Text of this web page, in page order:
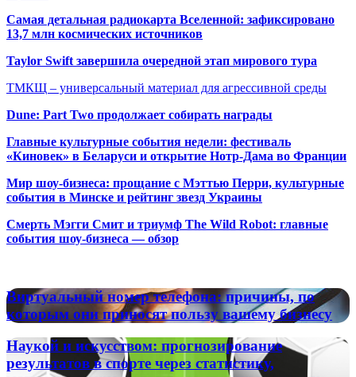
Самая детальная радиокарта Вселенной: зафиксировано
13,7 млн космических источников
Taylor Swift завершила очередной этап мирового тура
ТМКЩ – универсальный материал для агрессивной среды
Dune: Part Two продолжает собирать награды
Главные культурные события недели: фестиваль
«Киновек» в Беларуси и открытие Нотр-Дама во Франции
Мир шоу-бизнеса: прощание с Мэттью Перри, культурные
события в Минске и рейтинг звезд Украины
Смерть Мэгги Смит и триумф The Wild Robot: главные
события шоу-бизнеса — обзор
Виртуальный
номер
телефона:
причины,
по
которым
Виртуальный номер телефона: причины, по
которым они приносят пользу вашему бизнесу
Наукой
и
искусством:
Наукой и искусством: прогнозирование
результатов в спорте через статистику,